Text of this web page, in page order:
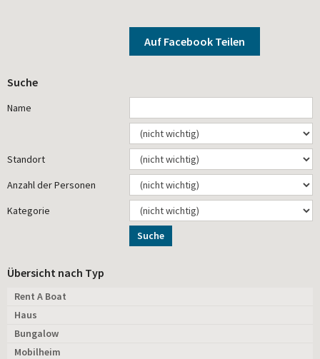
Auf Facebook Teilen
Suche
Name
Standort
Anzahl der Personen
Kategorie
Suche
Übersicht nach Typ
Rent A Boat
Haus
Bungalow
Mobilheim